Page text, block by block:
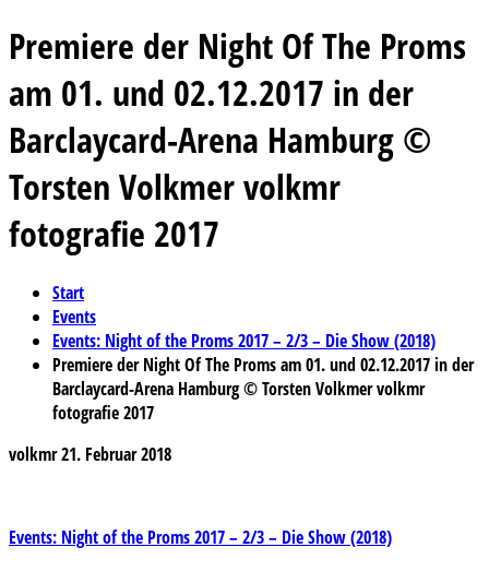
Premiere der Night Of The Proms
am 01. und 02.12.2017 in der
Barclaycard-Arena Hamburg ©
Torsten Volkmer volkmr
fotografie 2017
Start
Events
Events: Night of the Proms 2017 – 2/3 – Die Show (2018)
Premiere der Night Of The Proms am 01. und 02.12.2017 in der
Barclaycard-Arena Hamburg © Torsten Volkmer volkmr
fotografie 2017
volkmr21. Februar 2018
Beitragsnavigation
Events: Night of the Proms 2017 – 2/3 – Die Show (2018)